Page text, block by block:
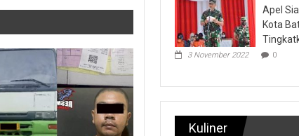
Apel
Kota
3 November 2022 0
Kuliner